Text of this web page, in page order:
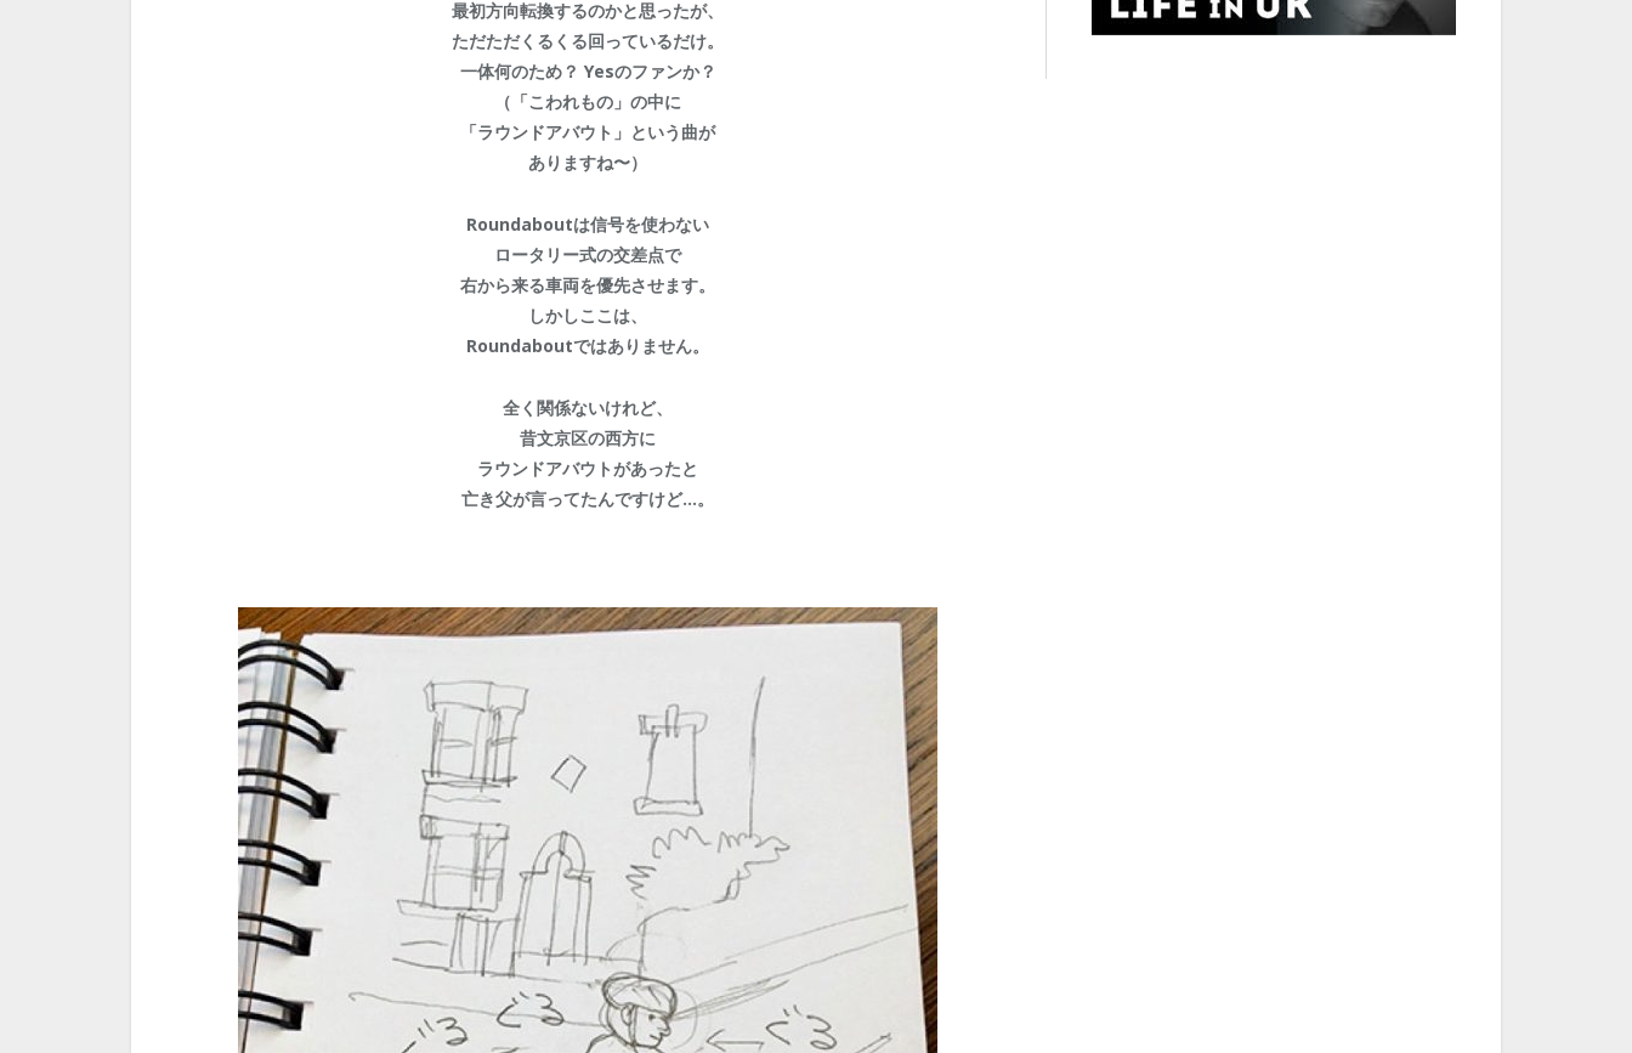
最初方向転換するのかと思ったが、
ただただくるくる回っているだけ。
一体何のため？ Yesのファンか？
（「こわれもの」の中に
「ラウンドアバウト」という曲が
ありますね〜）
Roundaboutは信号を使わない
ロータリー式の交差点で
右から来る車両を優先させます。
しかしここは、
Roundaboutではありません。
全く関係ないけれど、
昔文京区の西方に
ラウンドアバウトがあったと
亡き父が言ってたんですけど…。